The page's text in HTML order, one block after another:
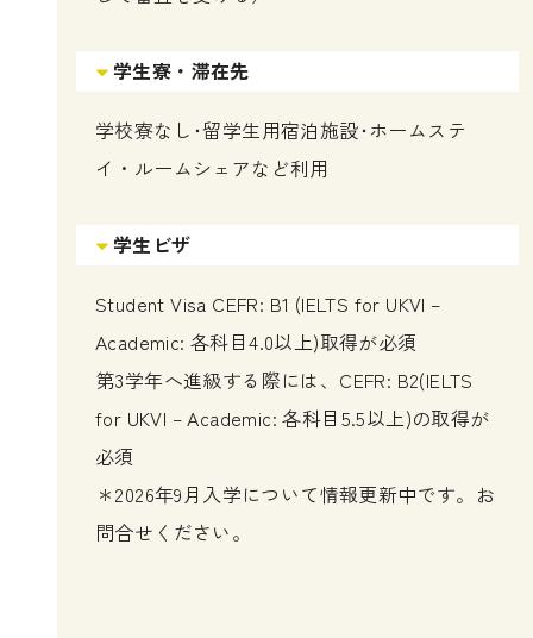
学生寮・滞在先
学校寮なし･留学生用宿泊施設･ホームステ
イ・ルームシェアなど利用
学生ビザ
Student Visa CEFR: B1 (IELTS for UKVI –
Academic: 各科目4.0以上)取得が必須
第3学年へ進級する際には、CEFR: B2(IELTS
for UKVI – Academic: 各科目5.5以上)の取得が
必須
＊2026年9月入学について情報更新中です。お
問合せください。